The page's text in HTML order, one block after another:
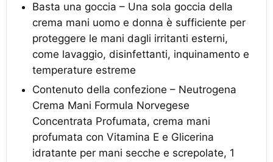
Basta una goccia – Una sola goccia della
crema mani uomo e donna è sufficiente per
proteggere le mani dagli irritanti esterni,
come lavaggio, disinfettanti, inquinamento e
temperature estreme
Contenuto della confezione – Neutrogena
Crema Mani Formula Norvegese
Concentrata Profumata, crema mani
profumata con Vitamina E e Glicerina
idratante per mani secche e screpolate, 1